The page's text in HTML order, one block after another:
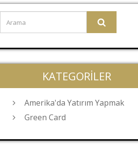
KATEGORILER
Amerika'da Yatırım Yapmak
Green Card